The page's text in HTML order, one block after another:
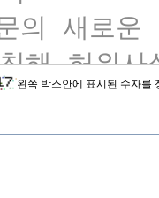
왼쪽 박스안에 표시된 수자를